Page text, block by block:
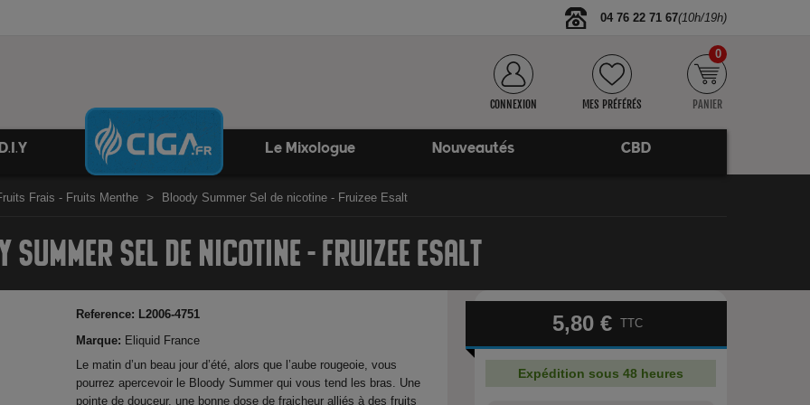
04 76 22 71 67(10h/19h)
CONNEXION MES PRÉFÉRÉS PANIER
0
Le Mixologue Nouveautés CBD
Frais - Fruits Menthe Bloody Summer Sel de nicotine - Fruizee Esalt
SUMMER SEL DE NICOTINE - FRUIZEE ESALT
Reference: L2006-4751
Marque: Eliquid France
Le matin d’un beau jour d’été, alors que l’aube rougeoie, vous
pourrez apercevoir le Bloody Summer qui vous tend les bras. Une
pointe de douceur, une bonne dose de fraicheur alliés à des fruits
5,80 € TTC
Expédition sous 48 heures